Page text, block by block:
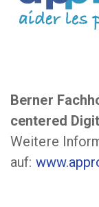
Berner
centered
Weitere
auf: